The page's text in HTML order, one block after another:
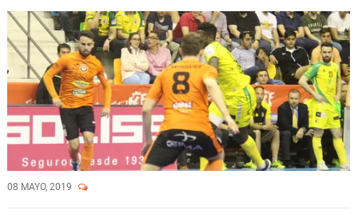
08 MAYO, 2019